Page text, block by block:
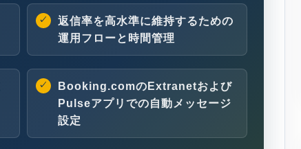
返信率を高水準に維持するための
運用フローと時間管理
Booking.comのExtranetおよび
Pulseアプリでの自動メッセージ
設定